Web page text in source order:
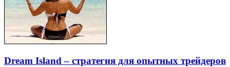
Dream Island – стратегия для опытных трейдеров